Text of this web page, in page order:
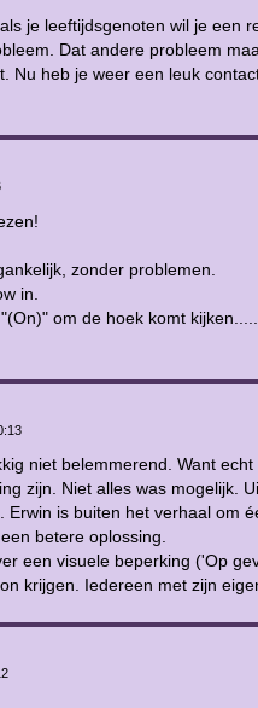
je leeftijdsgenoten wil je een
Dat andere probleem
Nu heb je weer een leuk
zonder problemen.
in.
om de hoek komt kijken.....
niet belemmerend. Want
zijn. Niet alles was mogelijk.
is buiten het verhaal om
betere oplossing.
een visuele beperking ('Op
krijgen. Iedereen met zijn